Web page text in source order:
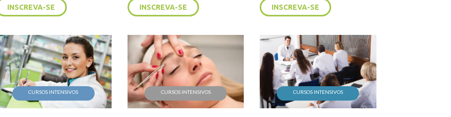
INSCREVA-SE INSCREVA-SE INSCREVA-SE
CURSOS INTENSIVOS CURSOS INTENSIVOS CURSOS INTENSIVOS